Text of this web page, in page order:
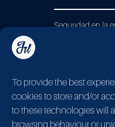
To provide the best
cookies to store and/or
to these technologies will
browsing behaviour or
Seguridad en la
clásico hasta los
específicos de
Learn More